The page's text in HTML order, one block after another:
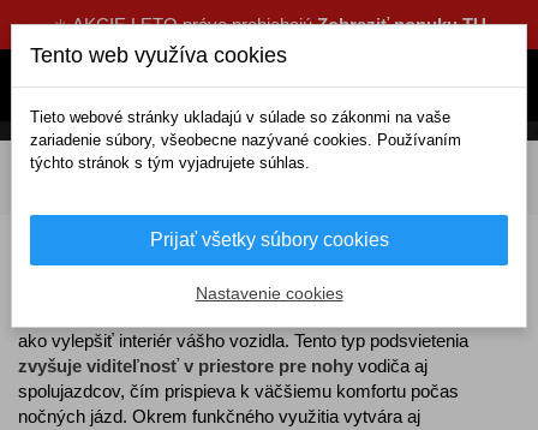
☀️ AKCIE LETO práve prebiehajúZobraziť ponuku TU
DOMOV Elektrické doplnky
Osvetlenie nôh
ako vylepšiť interiér vášho vozidla. Tento typ podsvietenia
zvyšuje viditeľnosť v priestore pre nohy vodiča aj
spolujazdcov, čím prispieva k väčšiemu komfortu počas
nočných jázd. Okrem funkčného využitia vytvára aj
Tento web využíva cookies
Tieto webové stránky ukladajú v súlade so zákonmi na vaše
zariadenie súbory, všeobecne nazývané cookies. Používaním
týchto stránok s tým vyjadrujete súhlas.
Prijať všetky súbory cookies
Nastavenie cookies